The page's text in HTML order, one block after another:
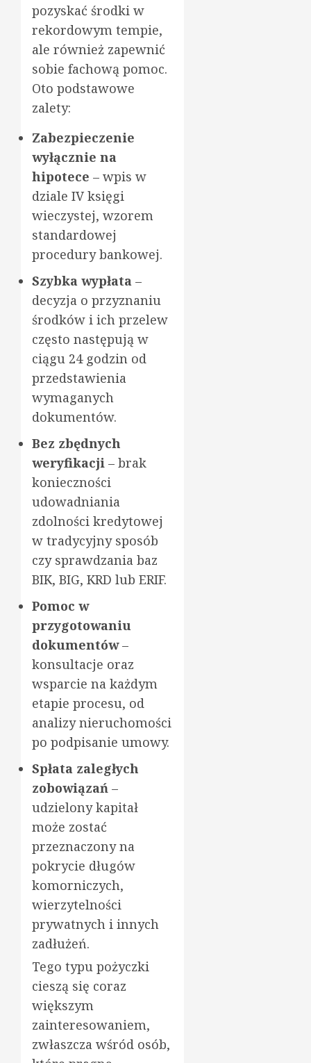
pozyskać środki w
rekordowym tempie,
ale również zapewnić
sobie fachową pomoc.
Oto podstawowe
zalety:
Zabezpieczenie
wyłącznie na
hipotece – wpis w
dziale IV księgi
wieczystej, wzorem
standardowej
procedury bankowej.
Szybka wypłata –
decyzja o przyznaniu
środków i ich przelew
często następują w
ciągu 24 godzin od
przedstawienia
wymaganych
dokumentów.
Bez zbędnych
weryfikacji – brak
konieczności
udowadniania
zdolności kredytowej
w tradycyjny sposób
czy sprawdzania baz
BIK, BIG, KRD lub ERIF.
Pomoc w
przygotowaniu
dokumentów–
konsultacje oraz
wsparcie na każdym
etapie procesu, od
analizy nieruchomości
po podpisanie umowy.
Spłata zaległych
zobowiązań –
udzielony kapitał
może zostać
przeznaczony na
pokrycie długów
komorniczych,
wierzytelności
prywatnych i innych
zadłużeń.
Tego typu pożyczki
cieszą się coraz
większym
zainteresowaniem,
zwłaszcza wśród osób,